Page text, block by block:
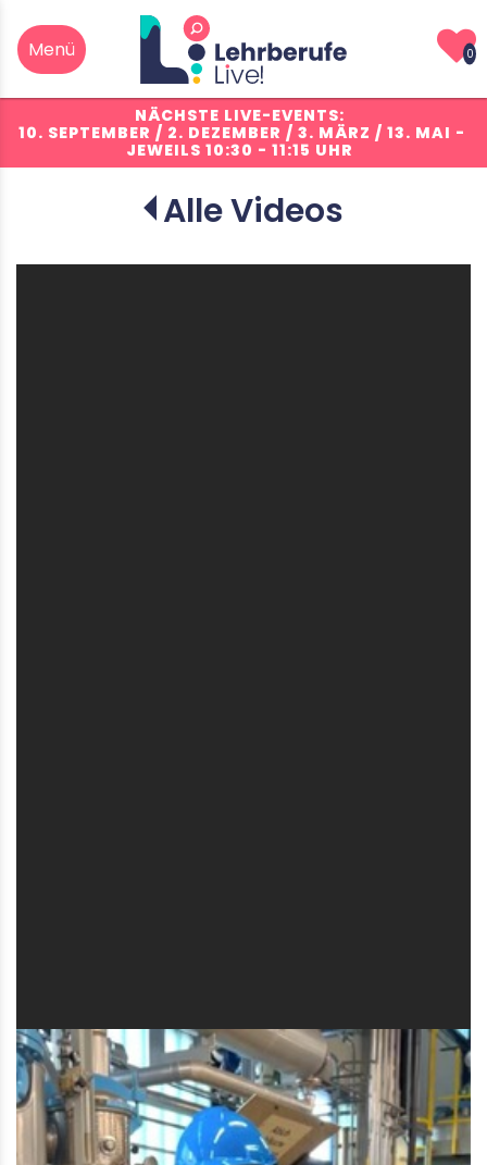
0
NÄCHSTE LIVE-EVENTS:
10. SEPTEMBER / 2. DEZEMBER / 3. MÄRZ / 13. MAI -
JEWEILS 10:30 - 11:15 UHR
Alle Videos